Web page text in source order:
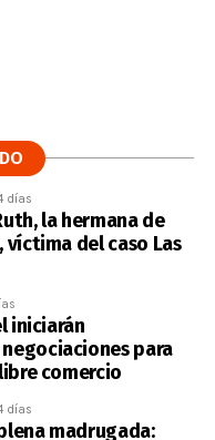
días
la hermana de
víctima del caso Las
iniciarán
para
comercio
días
madrugada: